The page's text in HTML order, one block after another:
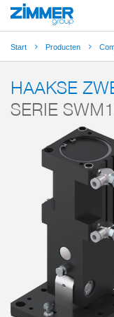
Start Producten
HAAKSE
SERIE